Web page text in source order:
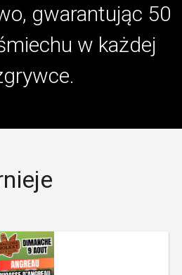
gwarantując 50
w każdej